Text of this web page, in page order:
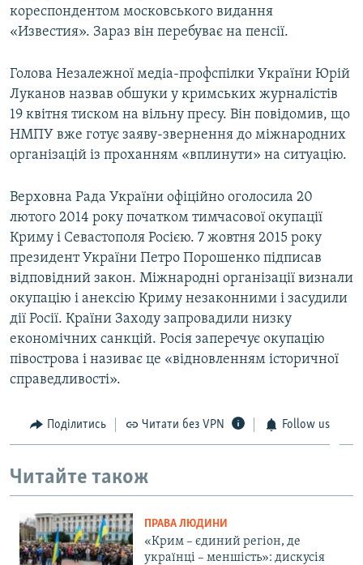
кореспондентом московського видання
«Известия». Зараз він перебуває на пенсії.
Голова Незалежної медіа-профспілки України Юрій
Луканов назвав обшуки у кримських журналістів
19 квітня тиском на вільну пресу. Він повідомив, що
НМПУ вже готує заяву-звернення до міжнародних
організацій із проханням «вплинути» на ситуацію.
Верховна Рада України офіційно оголосила 20
лютого 2014 року початком тимчасової окупації
Криму і Севастополя Росією. 7 жовтня 2015 року
президент України Петро Порошенко підписав
відповідний закон. Міжнародні організації визнали
окупацію і анексію Криму незаконними і засудили
дії Росії. Країни Заходу запровадили низку
економічних санкцій. Росія заперечує окупацію
півострова і називає це «відновленням історичної
справедливості».
Поділитись Читати без VPN Follow us
Читайте також
ПРАВА ЛЮДИНИ
«Крим – єдиний регіон, де
українці – меншість»: дискусія